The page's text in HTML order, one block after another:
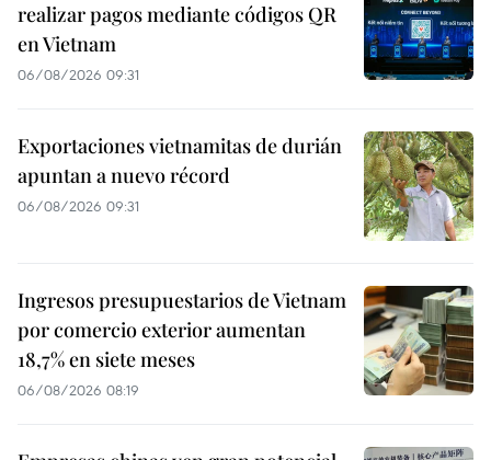
realizar pagos mediante códigos QR
en Vietnam
06/08/2026 09:31
Exportaciones vietnamitas de durián
apuntan a nuevo récord
06/08/2026 09:31
Ingresos presupuestarios de Vietnam
por comercio exterior aumentan
18,7% en siete meses
06/08/2026 08:19